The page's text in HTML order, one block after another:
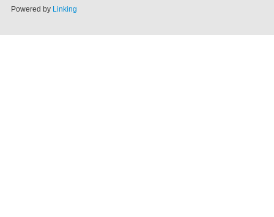
Powered by Linking